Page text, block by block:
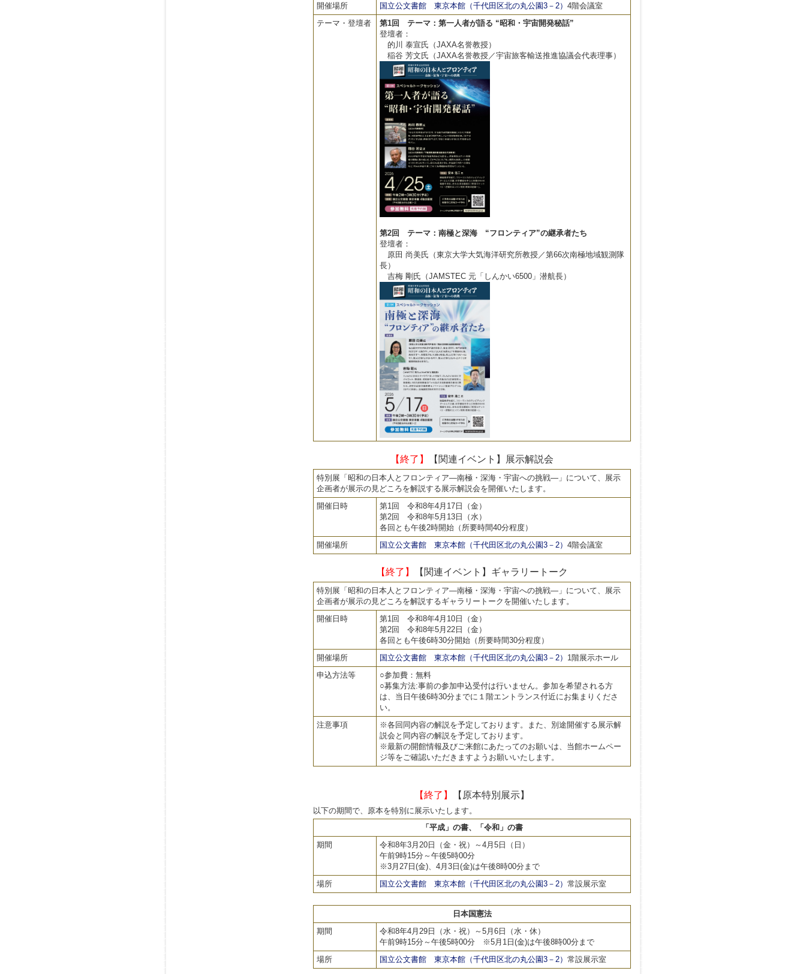
開催場所
国立公文書館 東京本館（千代田区北の丸公園3－2） 4階会議室
テーマ・登壇者
第1回 テーマ：第一人者が語る “昭和・宇宙開発秘話”
登壇者：
的川 泰宣氏（JAXA名誉教授）
稲谷 芳文氏（JAXA名誉教授／宇宙旅客輸送推進協議会代表理事）
第2回 テーマ：南極と深海 “フロンティア”の継承者たち
登壇者：
原田 尚美氏（東京大学大気海洋研究所教授／第66次南極地域観測隊
長）
吉梅 剛氏（JAMSTEC 元「しんかい6500」潜航長）
【終了】 【関連イベント】展示解説会
特別展「昭和の日本人とフロンティア―南極・深海・宇宙への挑戦―」について、展示
企画者が展示の見どころを解説する展示解説会を開催いたします。
開催日時
第1回 令和8年4月17日（金）
第2回 令和8年5月13日（水）
各回とも午後2時開始（所要時間40分程度）
開催場所
国立公文書館 東京本館（千代田区北の丸公園3－2） 4階会議室
【終了】 【関連イベント】ギャラリートーク
特別展「昭和の日本人とフロンティア―南極・深海・宇宙への挑戦―」について、展示
企画者が展示の見どころを解説するギャラリートークを開催いたします。
開催日時
第1回 令和8年4月10日（金）
第2回 令和8年5月22日（金）
各回とも午後6時30分開始（所要時間30分程度）
開催場所
国立公文書館 東京本館（千代田区北の丸公園3－2） 1階展示ホール
申込方法等
○参加費：無料
○募集方法:事前の参加申込受付は行いません。参加を希望される方
は、当日午後6時30分までに１階エントランス付近にお集まりくださ
い。
注意事項
※各回同内容の解説を予定しております。また、別途開催する展示解
説会と同内容の解説を予定しております。
※最新の開館情報及びご来館にあたってのお願いは、当館ホームペー
ジ等をご確認いただきますようお願いいたします。
【終了】 【原本特別展示】
以下の期間で、原本を特別に展示いたします。
「平成」の書、「令和」の書
期間
令和8年3月20日（金・祝）～4月5日（日）
午前9時15分～午後5時00分
※3月27日(金)、4月3日(金)は午後8時00分まで
場所
国立公文書館 東京本館（千代田区北の丸公園3－2） 常設展示室
日本国憲法
期間
令和8年4月29日（水・祝）～5月6日（水・休）
午前9時15分～午後5時00分 ※5月1日(金)は午後8時00分まで
場所
国立公文書館 東京本館（千代田区北の丸公園3－2） 常設展示室